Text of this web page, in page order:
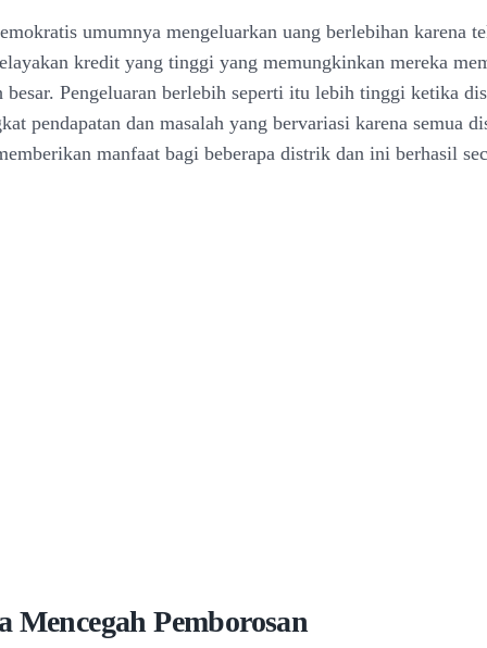
umumnya mengeluarkan uang berlebihan karena
kredit yang tinggi yang memungkinkan mereka
besar. Pengeluaran berlebih seperti itu lebih tinggi ketika
pendapatan dan masalah yang bervariasi karena semua
manfaat bagi beberapa distrik dan ini berhasil
Mencegah Pemborosan